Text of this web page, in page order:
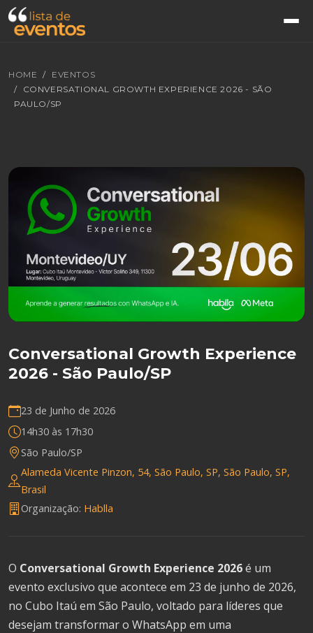
HOME
EVENTOS
CONVERSATIONAL GROWTH EXPERIENCE 2026 - SÃO
PAULO/SP
Conversational Growth Experience
2026 - São Paulo/SP
23 de Junho de 2026
14h30 às 17h30
São Paulo/SP
Alameda Vicente Pinzon, 54, São Paulo, SP, São Paulo, SP,
Brasil
Organização: Hablla
O Conversational Growth Experience 2026é um
evento exclusivo que acontece em 23 de junho de 2026,
no Cubo Itaú em São Paulo, voltado para líderes que
desejam transformar o WhatsApp em uma